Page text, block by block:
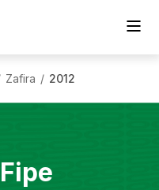
Zafira / 2012